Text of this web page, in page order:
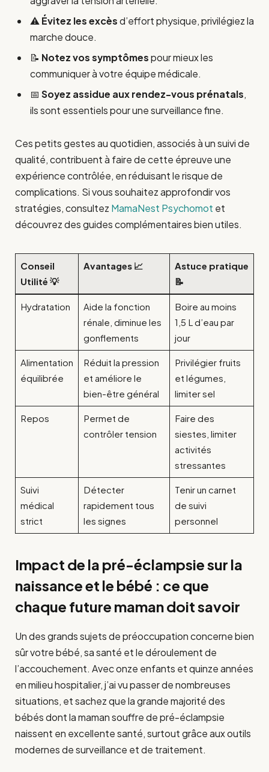
⚠️ Évitez les excèsd’effort physique, privilégiez la
marche douce.
📝 Notez vos symptômespour mieux les
communiquer à votre équipe médicale.
📅 Soyez assidue aux rendez-vous prénatals,
ils sont essentiels pour une surveillance fine.
Ces petits gestes au quotidien, associés à un suivi de
qualité, contribuent à faire de cette épreuve une
expérience contrôlée, en réduisant le risque de
complications. Si vous souhaitez approfondir vos
stratégies, consultez MamaNest Psychomot et
découvrez des guides complémentaires bien utiles.
Conseil
Utilité 💡
Avantages 📈
Astuce pratique
📝
Hydratation
Aide la fonction
rénale, diminue les
gonflements
Boire au moins
1,5 L d’eau par
jour
Alimentation
équilibrée
Réduit la pression
et améliore le
bien-être général
Privilégier fruits
et légumes,
limiter sel
Repos
Permet de
contrôler tension
Faire des
siestes, limiter
activités
stressantes
Suivi
médical
strict
Détecter
rapidement tous
les signes
Tenir un carnet
de suivi
personnel
Impact de la pré-éclampsie sur la
naissance et le bébé : ce que
chaque future maman doit savoir
Un des grands sujets de préoccupation concerne bien
sûr votre bébé, sa santé et le déroulement de
l’accouchement. Avec onze enfants et quinze années
en milieu hospitalier, j’ai vu passer de nombreuses
situations, et sachez que la grande majorité des
bébés dont la maman souffre de pré-éclampsie
naissent en excellente santé, surtout grâce aux outils
modernes de surveillance et de traitement.